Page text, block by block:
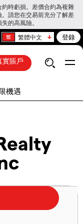
時虧損。差價合約為複雜
請您在交易前充分了解差
的高風險。
繁體中文 登錄
實賬戶
機遇